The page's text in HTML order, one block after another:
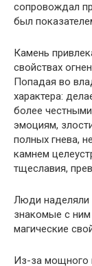
сопровождал
был
Камень
свойствах
Попадая во
характера:
более
эмоциям,
полных гнева,
камнем
тщеславия,
Люди наделяли
знакомые с
магические
Из-за мощного